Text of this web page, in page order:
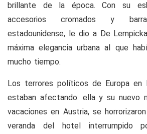
brillante de la época. Con su
accesorios cromados y
estadounidense, le dio a De
máxima elegancia urbana al que
mucho tiempo.
Los terrores políticos de Europa en
estaban afectando: ella y su nuevo
vacaciones en Austria, se
veranda del hotel interrumpido